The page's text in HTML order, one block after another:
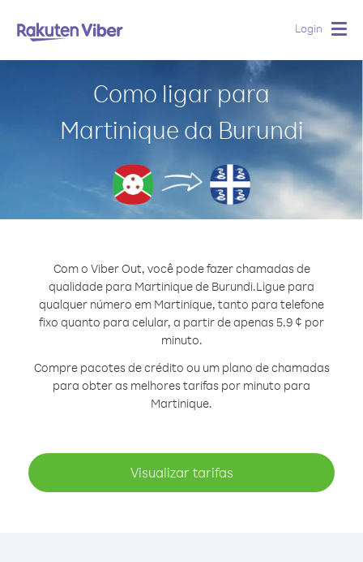
Login
Como ligar para
Martinique da Burundi
Com o Viber Out, você pode fazer chamadas de
qualidade para Martinique de Burundi.Ligue para
qualquer número em Martinique, tanto para telefone
fixo quanto para celular, a partir de apenas 5.9 ¢ por
minuto.
Compre pacotes de crédito ou um plano de chamadas
para obter as melhores tarifas por minuto para
Martinique.
Visualizar tarifas